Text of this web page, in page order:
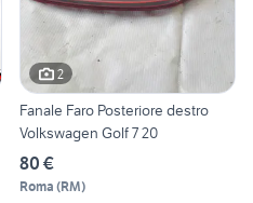
2
Fanale Faro Posteriore destro
Volkswagen Golf 7 20
80 €
Roma (RM)